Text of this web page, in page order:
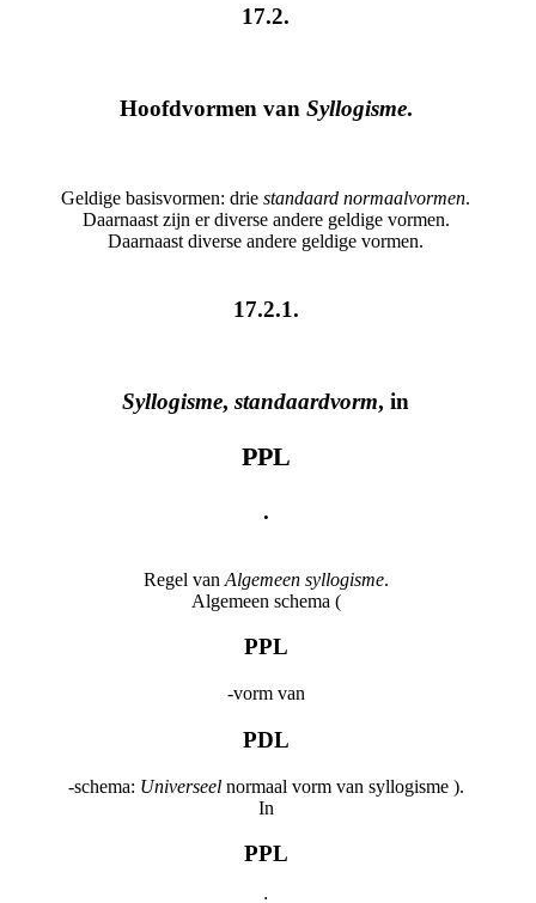
17.2.
Hoofdvormen van Syllogisme.
Geldige basisvormen: drie standaard normaalvormen.
Daarnaast zijn er diverse andere geldige vormen.
Daarnaast diverse andere geldige vormen.
17.2.1.
Syllogisme, standaardvorm, in
PPL
.
Regel van Algemeen syllogisme.
Algemeen schema (
PPL
-vorm van
PDL
-schema: Universeelnormaal vorm van syllogisme ).
In
PPL